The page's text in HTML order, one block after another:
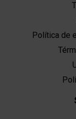
Política de